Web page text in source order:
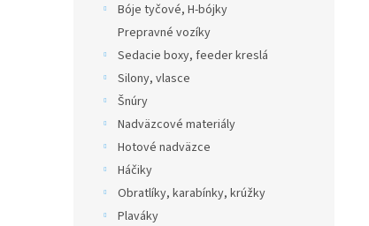
Bóje tyčové, H-bójky
Prepravné vozíky
Sedacie boxy, feeder kreslá
Silony, vlasce
Šnúry
Nadväzcové materiály
Hotové nadväzce
Háčiky
Obratlíky, karabínky, krúžky
Plaváky